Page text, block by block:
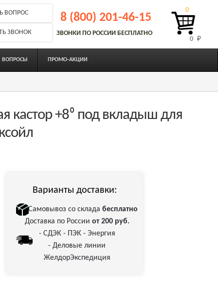
ВОПРОС
ЗВОНОК
8 (800) 201-46-15
ЗВОНКИ ПО РОССИИ БЕСПЛАТНО
0 ₽
0
ВОПРОСЫ ПРОМО-АКЦИИ
кастор +8⁰ под вкладыш для
Варианты доставки:
Самовывоз со складабесплатно
Доставка по России от 200 руб.
- СДЭК - ПЭК - Энергия
- Деловые линии
ЖелдорЭкспедиция